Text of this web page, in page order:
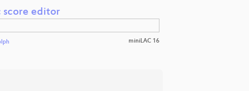
score editor
miniLAC 16